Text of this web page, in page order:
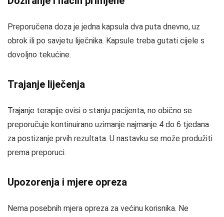
Preporučena doza je jedna kapsula dva puta dnevno, uz
obrok ili po savjetu liječnika. Kapsule treba gutati cijele s
dovoljno tekućine.
Trajanje liječenja
Trajanje terapije ovisi o stanju pacijenta, no obično se
preporučuje kontinuirano uzimanje najmanje 4 do 6 tjedana
za postizanje prvih rezultata. U nastavku se može produžiti
prema preporuci.
Upozorenja i mjere opreza
Nema posebnih mjera opreza za većinu korisnika. Ne